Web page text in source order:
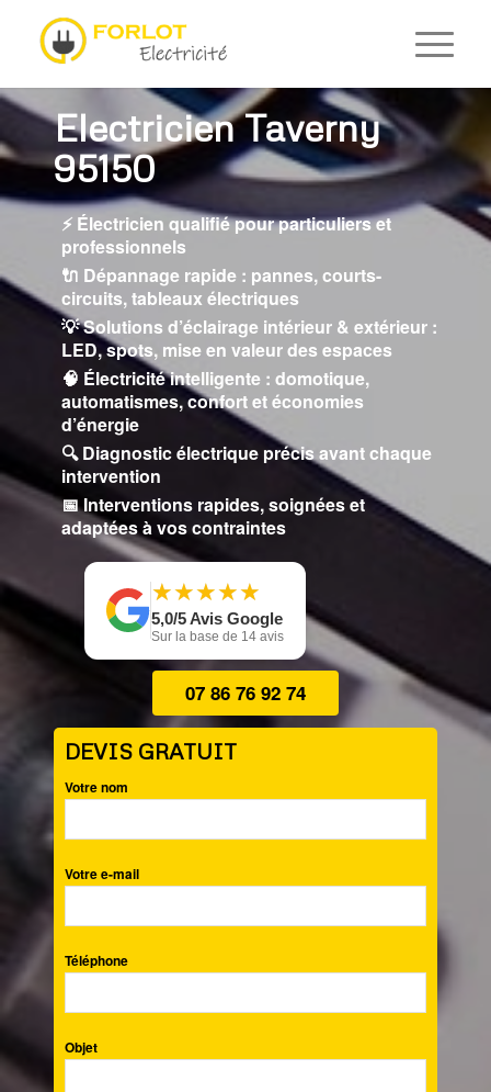
Electricien Taverny
95150
⚡ Électricien qualifié pour particuliers et
professionnels
🔌 Dépannage rapide : pannes, courts-
circuits, tableaux électriques
💡 Solutions d’éclairage intérieur & extérieur :
LED, spots, mise en valeur des espaces
🧠 Électricité intelligente : domotique,
automatismes, confort et économies
d’énergie
🔍 Diagnostic électrique précis avant chaque
intervention
📅 Interventions rapides, soignées et
adaptées à vos contraintes
★
★★
★★
★★
★★
★
5,0/5 Avis Google
Sur la base de 14 avis
07 86 76 92 74
DEVIS GRATUIT
Votre nom
Votre e-mail
Téléphone
Objet